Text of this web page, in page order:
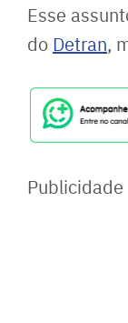
Esse
do Detran,
Publicidade